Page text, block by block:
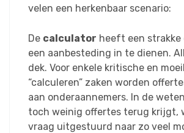
velen een herkenbaar scenario:
De calculator heeft een strakke
een aanbesteding in te dienen.
dek. Voor enkele kritische en
“calculeren” zaken worden
aan onderaannemers. In de
toch weinig offertes terug krijgt,
vraag uitgestuurd naar zo veel